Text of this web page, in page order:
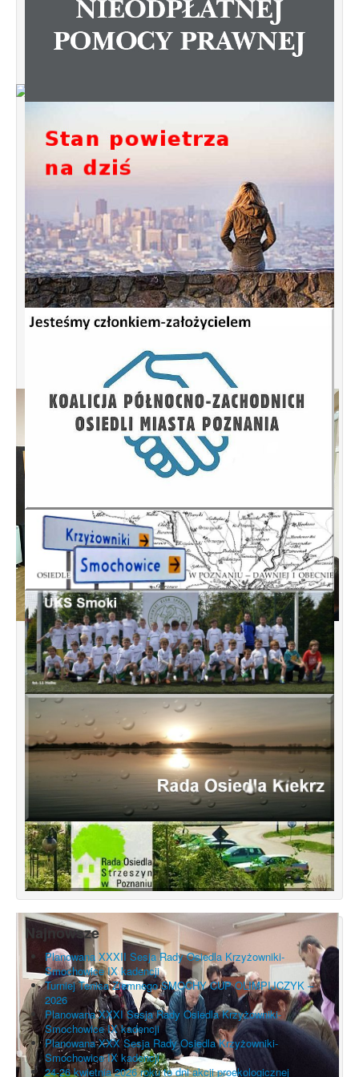
funkcjonowaniu linii autobusowych
kursujących na Krzyżowniki-Smochowice
Spotkanie informacyjne w sprawie
budowy ulic Łebska, Łagowska,
Kociewska, Żukowska
Najnowsze
Planowana XXXII Sesja Rady Osiedla Krzyżowniki-
Smochowice IX kadencji
Turniej Tenisa Ziemnego SMOCHY CUP OLIMPIJCZYK –
2026
Planowana XXXI Sesja Rady Osiedla Krzyżowniki-
Smochowice IX kadencji
Planowana XXX Sesja Rady Osiedla Krzyżowniki-
Smochowice IX kadencji
24-26 kwietnia 2026 roku to dni akcji proekologicznej